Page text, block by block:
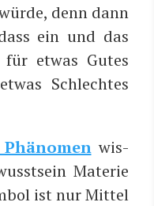
denn dann
ein und das
etwas Gutes
Schlech­tes
wis­
Mate­rie
ist nur Mit­tel